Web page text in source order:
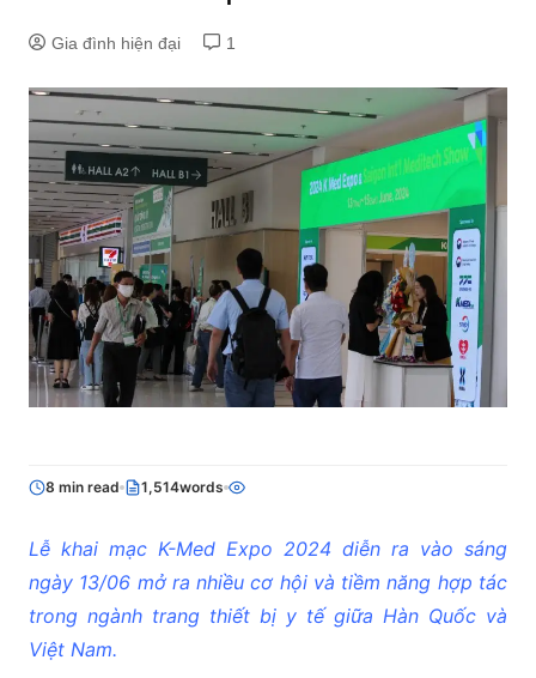
Gia đình hiện đại 1
8 min read 1,514words
Lễ khai mạc K-Med Expo 2024 diễn ra vào sáng
ngày 13/06 mở ra nhiều cơ hội và tiềm năng hợp tác
trong ngành trang thiết bị y tế giữa Hàn Quốc và
Việt Nam.